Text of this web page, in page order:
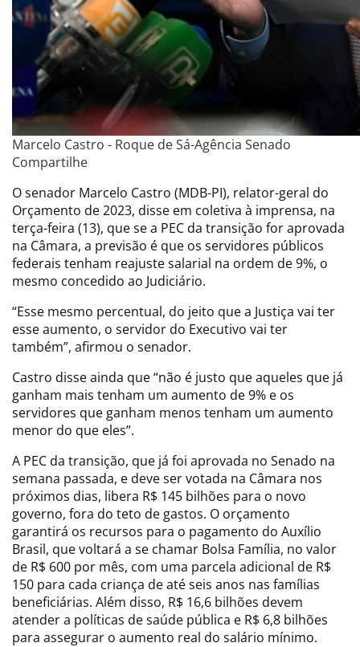
Marcelo Castro - Roque de Sá-Agência Senado
Compartilhe
O senador Marcelo Castro (MDB-PI), relator-geral do
Orçamento de 2023, disse em coletiva à imprensa, na
terça-feira (13), que se a PEC da transição for aprovada
na Câmara, a previsão é que os servidores públicos
federais tenham reajuste salarial na ordem de 9%, o
mesmo concedido ao Judiciário.
“Esse mesmo percentual, do jeito que a Justiça vai ter
esse aumento, o servidor do Executivo vai ter
também”, afirmou o senador.
Castro disse ainda que “não é justo que aqueles que já
ganham mais tenham um aumento de 9% e os
servidores que ganham menos tenham um aumento
menor do que eles”.
A PEC da transição, que já foi aprovada no Senado na
semana passada, e deve ser votada na Câmara nos
próximos dias, libera R$ 145 bilhões para o novo
governo, fora do teto de gastos. O orçamento
garantirá os recursos para o pagamento do Auxílio
Brasil, que voltará a se chamar Bolsa Família, no valor
de R$ 600 por mês, com uma parcela adicional de R$
150 para cada criança de até seis anos nas famílias
beneficiárias. Além disso, R$ 16,6 bilhões devem
atender a políticas de saúde pública e R$ 6,8 bilhões
para assegurar o aumento real do salário mínimo.